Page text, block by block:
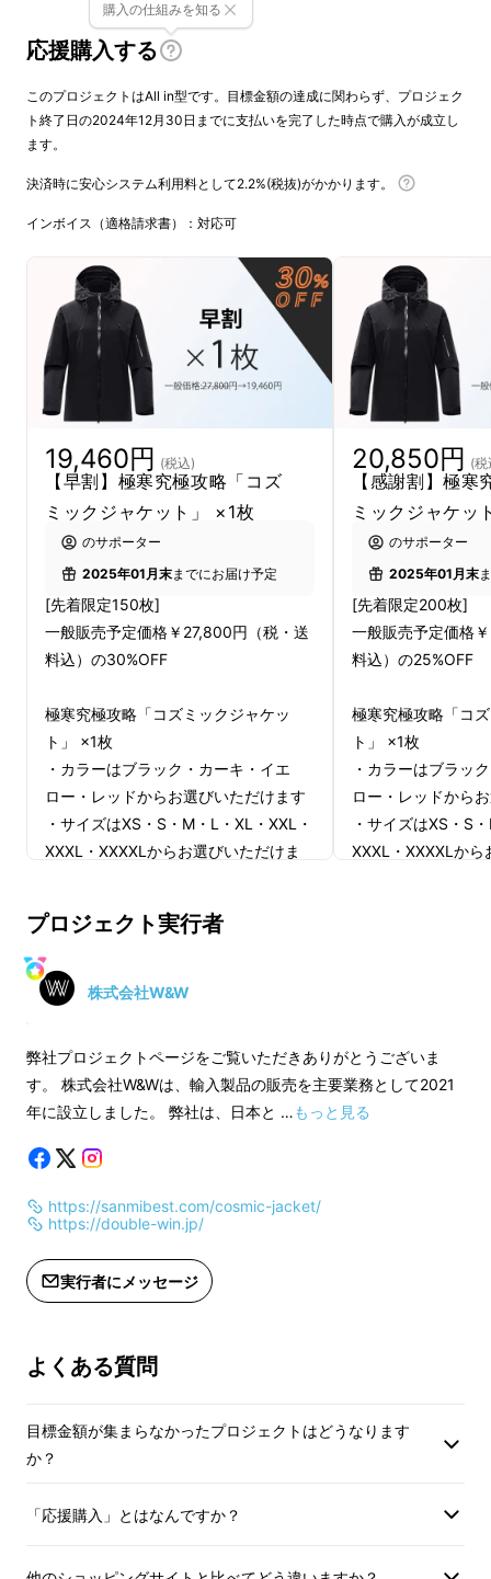
第1、2世代の製品プロセスで、サポーターの
ただいてからのフィードバックを元に、第3世
代の 航空用素材「ポリアミド」を使用した、軽
量で保温性の高いジャケット を再開発しまし
※ポリアミド=ナイロン
■このジャケットに使われている「ポリアミ
ね備えています。その特性から航空産業などで
料の断熱材としても使用されている素材です。
応援購入する
購入の仕組みを知る
このプロジェクトはAll in型です。目標金額の達成に関わらず、プロジェク
ト終了日の2024年12月30日までに支払いを完了した時点で購入が成立し
ます。
決済時に安心システム利用料として2.2%(税抜)がかかります。
インボイス（適格請求書）：対応可
19,460円 (税込)
【早割】極寒究極攻略「コズ
ミックジャケット」 ×1枚
のサポーター
2025年01月末までにお届け予定
[先着限定150枚]
一般販売予定価格￥27,800円（税・送
料込）の30%OFF
極寒究極攻略「コズミックジャケッ
ト」 ×1枚
・カラーはブラック・カーキ・イエ
ロー・レッドからお選びいただけます
・サイズはXS・S・M・L・XL・XXL・
XXXL・XXXXLからお選びいただけま
※デザイン・仕様は一部変更になる可
能性もございます。ご了承ください。
※ご注文状況、使用部材の供給状況、
※皆様のご応援購入量産効率が向上し
た場合、正規販売価格が販売予定価格
より下がる可能性もございます。
※適格請求書発行事業者登録番号：あ
（適格請求書発行事業者登録番号の記
載のあるインボイスが必要な場合は、
Makuakeメッセージにて実行者に直接
お問い合わせください）
20,850円 (税
【感謝割】極
ミックジャケッ
のサポーター
2025年01月末
[先着限定200枚]
一般販売予定価格
料込）の25%OFF
極寒究極攻略「コ
ト」 ×1枚
・カラーはブラッ
ロー・レッドから
・サイズはXS・S
XXXL・XXXXLか
※皆様のご応援購入
た場合、正規販売
より下がる可能性
プロジェクト実行者
株式会社W&W
弊社プロジェクトページをご覧いただきありがとうございま
す。 株式会社W&Wは、輸入製品の販売を主要業務として2021
年に設立しました。 弊社は、日本と …もっと見る
https://sanmibest.com/cosmic-jacket/
https://double-win.jp/
実行者にメッセージ
よくある質問
目標金額が集まらなかったプロジェクトはどうなります
か？
「応援購入」とはなんですか？